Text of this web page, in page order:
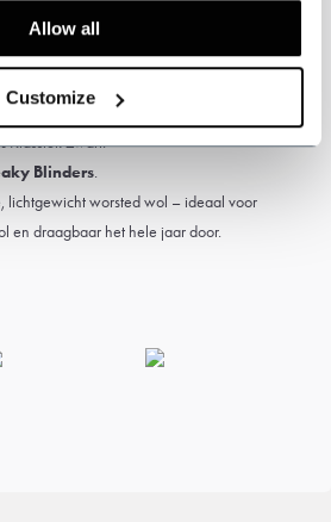
Allow all
Customize
Klassiek Zwart.
Blinders.
lichtgewicht worsted wol – ideaal voor
en draagbaar het hele jaar door.